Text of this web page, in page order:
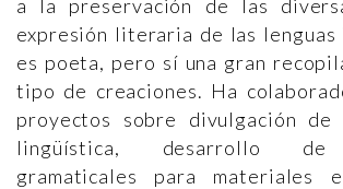
a la preservación de las
expresión literaria de las lenguas
es poeta, pero sí una gran
tipo de creaciones. Ha
proyectos sobre divulgación de
lingüística, desarrollo de
gramaticales para materiales